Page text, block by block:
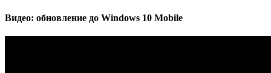
Видео: обновление до Windows 10 Mobile